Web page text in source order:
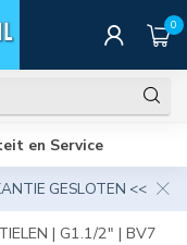
0
en Service
GESLOTEN <<
| G1.1/2" | BV7